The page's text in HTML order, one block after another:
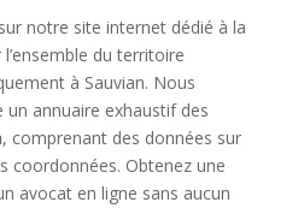
notre site internet dédié à la
du territoire
à Sauvian. Nous
annuaire exhaustif des
, comprenant des données sur
coordonnées. Obtenez une
avocat en ligne sans aucun